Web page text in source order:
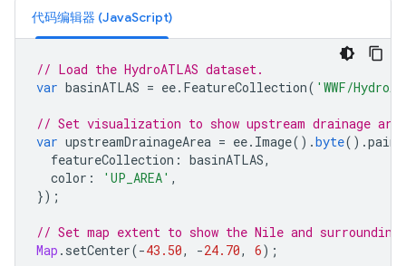
代码编辑器 (JavaScript)
// Load the HydroATLAS dataset.
var basinATLAS = ee. FeatureCollection( 'WWF/
// Set visualization to show upstream drainage
var upstreamDrainageArea = ee. Image().byte().paint
featureCollection : basinATLAS,
color : 'UP_AREA' ,
});
// Set map extent to show the Nile and surrounding
Map . setCenter(-43.50, -24.70, 6);